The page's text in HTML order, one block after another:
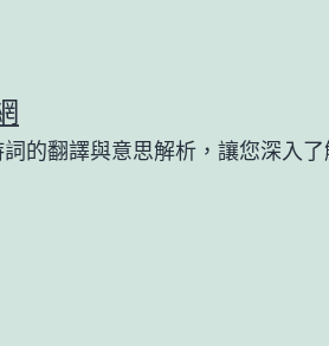
的翻譯與意思解析，讓您深入